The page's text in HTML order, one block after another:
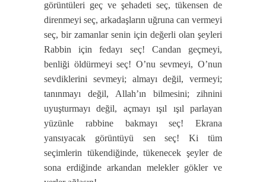
görüntüleri geç ve şehadeti seç, tükensen de
direnmeyi seç, arkadaşların uğruna can vermeyi
seç, bir zamanlar senin için değerli olan şeyleri
Rabbin için fedayı seç! Candan geçmeyi,
benliği öldürmeyi seç! O’nu sevmeyi, O’nun
sevdiklerini sevmeyi; almayı değil, vermeyi;
tanınmayı değil, Allah’ın bilmesini; zihnini
uyuşturmayı değil, açmayı ışıl ışıl parlayan
yüzünle rabbine bakmayı seç! Ekrana
yansıyacak görüntüyü sen seç! Ki tüm
seçimlerin tükendiğinde, tükenecek şeyler de
sona erdiğinde arkandan melekler gökler ve